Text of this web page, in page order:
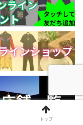
トップ